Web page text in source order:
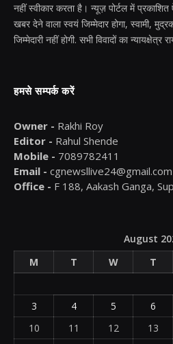
नहीं स्वीकार करता है। न्यूज़ पोर्टल में प्रकाशित
खबर देने वाला स्वयं जिम्मेदार होगा, स्वामी,
जिम्मेदारी नहीं होगी. सभी विवादों का न्यायक्षेत्र
हमसे सम्पर्क करें
Owner - Rakhi Roy
Editor - Rahul Shende
Mobile - 7089782411
Email - cgnewsllive24@gmail.com
Office - F 188, Aakash Ganga,
August
M
T W T
3
4 5 6
10
11 12 13